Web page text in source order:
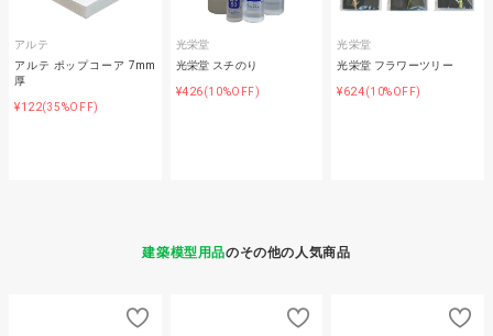
アルテ
アルテ ポップコーア 7mm
厚
¥122(35%OFF)
光栄堂
光栄堂 スチのり
¥426(10%OFF)
光栄堂
光栄堂 フラワーツリー
¥624(10%OFF)
建築模型用品のその他の人気商品